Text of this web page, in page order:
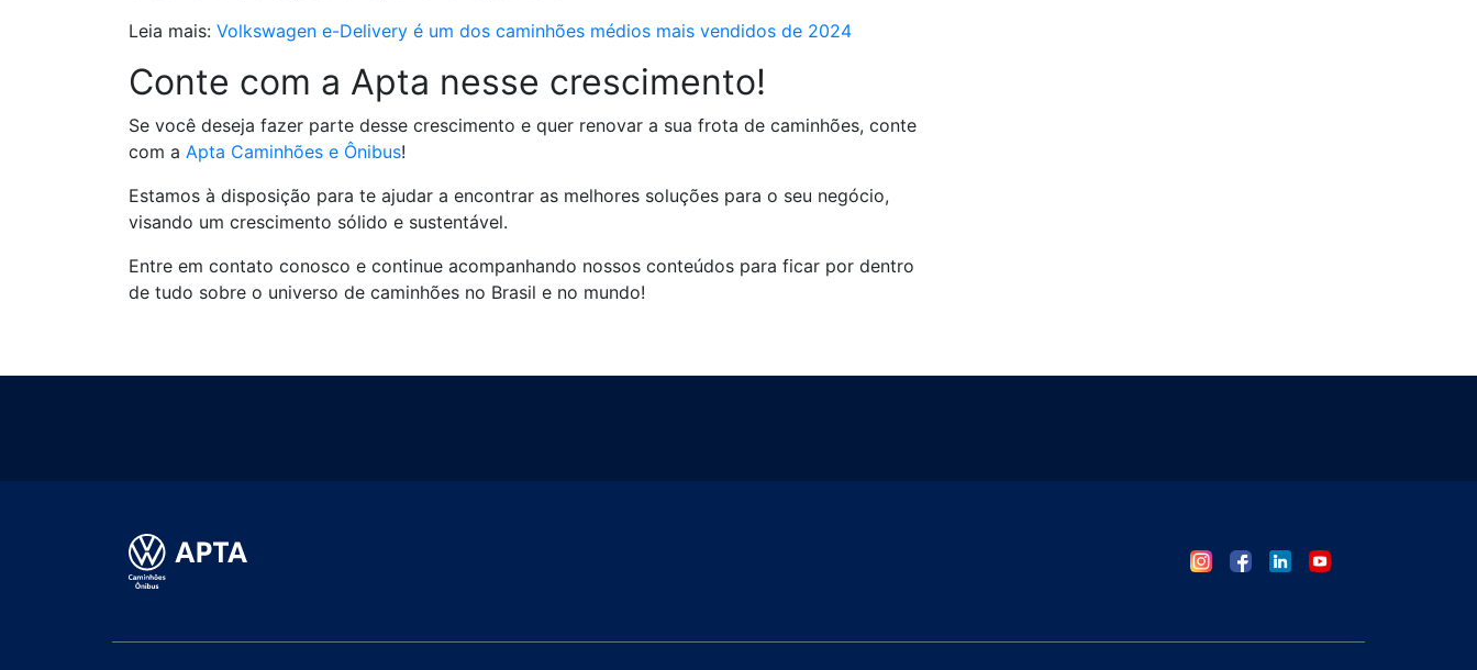
Leia mais: Volkswagen e-Delivery é um dos caminhões médios mais vendidos de 2024
Conte com a Apta nesse crescimento!
Se você deseja fazer parte desse crescimento e quer renovar a sua frota de caminhões, conte
com a Apta Caminhões e Ônibus!
Estamos à disposição para te ajudar a encontrar as melhores soluções para o seu negócio,
visando um crescimento sólido e sustentável.
Entre em contato conosco e continue acompanhando nossos conteúdos para ficar por dentro
de tudo sobre o universo de caminhões no Brasil e no mundo!